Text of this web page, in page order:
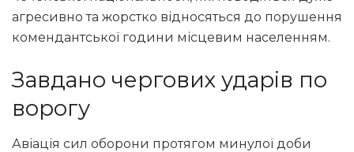
агресивно та жорстко відносяться до порушення
комендантської години місцевим населенням.
Завдано чергових ударів по
ворогу
Авіація сил оборони протягом минулої доби